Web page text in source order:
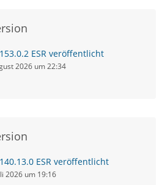
ESR veröffentlicht
2026 um 22:34
ESR veröffentlicht
2026 um 19:16